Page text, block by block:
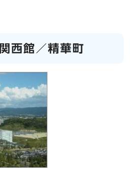
西館／精華町